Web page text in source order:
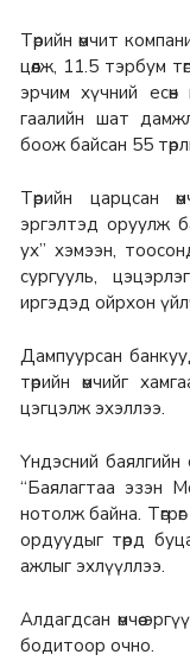
Төрийн өмчит
цөөлж, 11.5 тэрбум
эрчим хүчний есөн
гаалийн шат
боож байсан 55
Төрийн царцсан
эргэлтэд оруулж
ух” хэмээн, тоосонд
сургууль,
иргэдэд ойрхон
Дампуурсан
төрийн өмчийг
цэгцэлж эхэллээ.
Үндэсний баялгийн
“Баялагтаа эзэн
нотолж байна.
ордуудыг төрд
ажлыг эхлүүллээ.
Алдагдсан өмчөө
бодитоор очно.